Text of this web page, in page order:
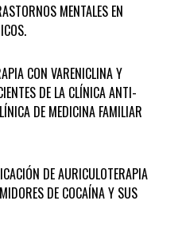
MENTALES EN
CON VARENICLINA Y
DE LA CLÍNICA ANTI-
DE MEDICINA FAMILIAR
DE AURICULOTERAPIA
DE COCAÍNA Y SUS